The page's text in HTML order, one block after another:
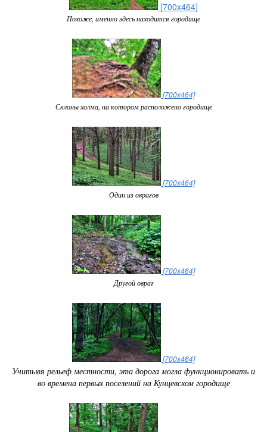
[700x464]
Похоже, именно здесь находится городище
[700x464]
Склоны холма, на котором расположено городище
[700x464]
Один из оврагов
[700x464]
Другой овраг
[700x464]
Учитывя рельеф местности, эта дорога могла функционировать и
во времена первых поселений на Кунцевском городище